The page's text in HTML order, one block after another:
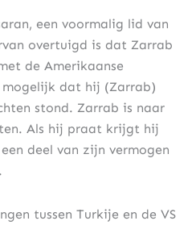
een voormalig lid van
overtuigd is dat Zarrab
de Amerikaanse
dat hij (Zarrab)
stond. Zarrab is naar
Als hij praat krijgt hij
deel van zijn vermogen
tussen Turkije en de VS